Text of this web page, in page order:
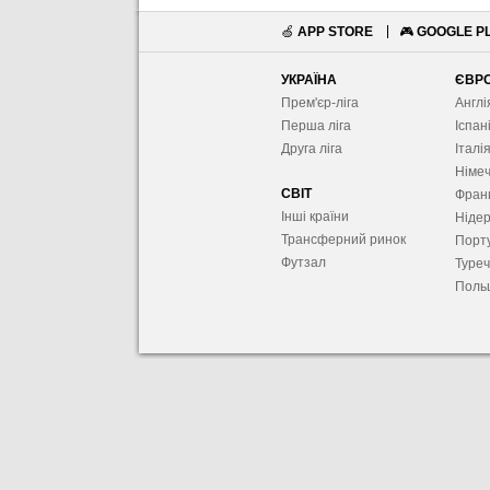
🍏 APP STORE 🎮 GOOGLE
УКРАЇНА
Прем'єр-ліга
Перша ліга
Друга ліга
СВІТ
Інші країни
Трансферний ринок
Футзал